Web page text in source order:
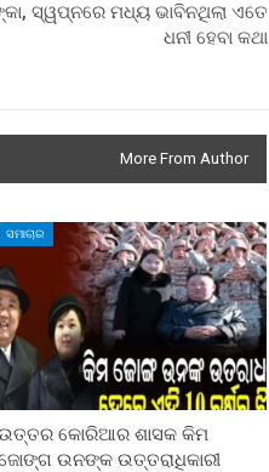
ସ୍ୱପ୍ନରେ ମଧ୍ୟ ଭାବିନଥିଲା ଏତେ
ଧନୀ ହେବା କଥା
More From Author
ସମାଚାର
କୋରିଆର ଶାସକ କିମ
ଉନଙ୍କ ଉତ୍ତରାଧିକାରୀ